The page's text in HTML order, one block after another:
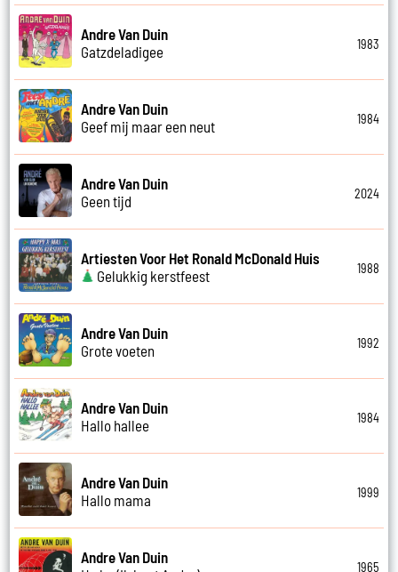
Andre Van Duin
Gatzdeladigee
1983
Andre Van Duin
Geef mij maar een neut
1984
Andre Van Duin
Geen tijd
2024
Artiesten Voor Het Ronald McDonald Huis
Gelukkig kerstfeest
1988
Andre Van Duin
Grote voeten
1992
Andre Van Duin
Hallo hallee
1984
Andre Van Duin
Hallo mama
1999
Andre Van Duin
1965